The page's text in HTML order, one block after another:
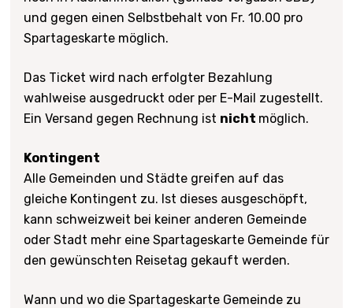
und gegen einen Selbstbehalt von Fr. 10.00 pro
Spartageskarte möglich.
Das Ticket wird nach erfolgter Bezahlung
wahlweise ausgedruckt oder per E-Mail zugestellt.
Ein Versand gegen Rechnung ist nicht möglich.
Kontingent
Alle Gemeinden und Städte greifen auf das
gleiche Kontingent zu. Ist dieses ausgeschöpft,
kann schweizweit bei keiner anderen Gemeinde
oder Stadt mehr eine Spartageskarte Gemeinde für
den gewünschten Reisetag gekauft werden.
Wann und wo die Spartageskarte Gemeinde zu